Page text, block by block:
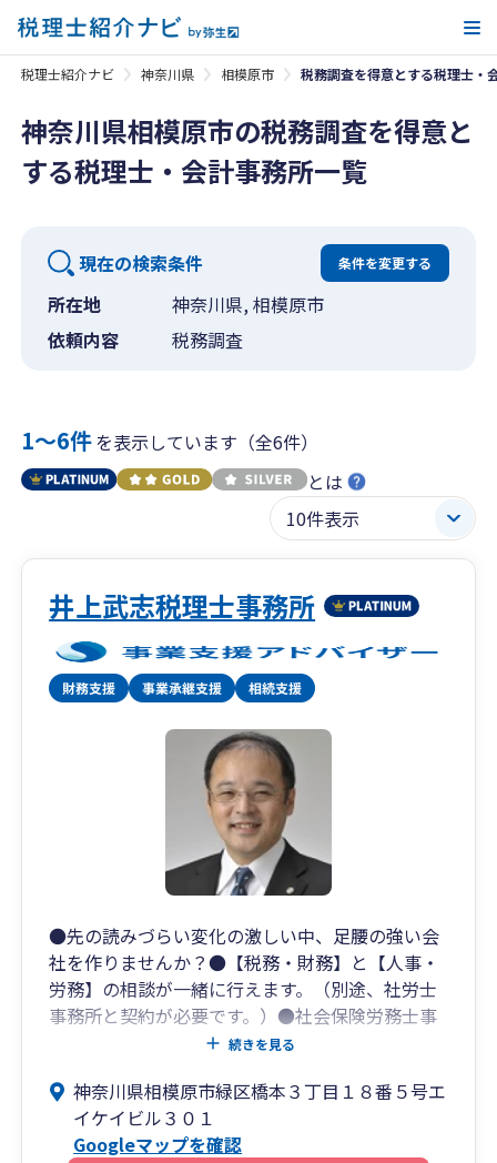
税理士紹介ナビ 神奈川県 相模原市 税務調査を得意とする税理士・
神奈川県相模原市の税務調査を得意と
する税理士・会計事務所一覧
現在の検索条件 条件を変更する
所在地
神奈川県, 相模原市
依頼内容
税務調査
1〜6件を表示しています（全6件）
とは
井上武志税理士事務所
●先の読みづらい変化の激しい中、足腰の強い会
社を作りませんか？●【税務・財務】と【人事・
労務】の相談が一緒に行えます。（別途、社労士
事務所と契約が必要です。）●社会保険労務士事
務所／行政書士事務所を併設（税理士のみの依頼
組合加入、建設業許可申請の相談など多数いただ
いております。
●各種補助金や助成金の情報を提供しておりま
続きを見る
神奈川県相模原市緑区橋本３丁目１８番５号エ
イケイビル３０１
Googleマップを確認